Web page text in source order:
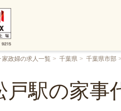
家政婦の求人一覧 千葉県 千葉県市部
戸駅の家事